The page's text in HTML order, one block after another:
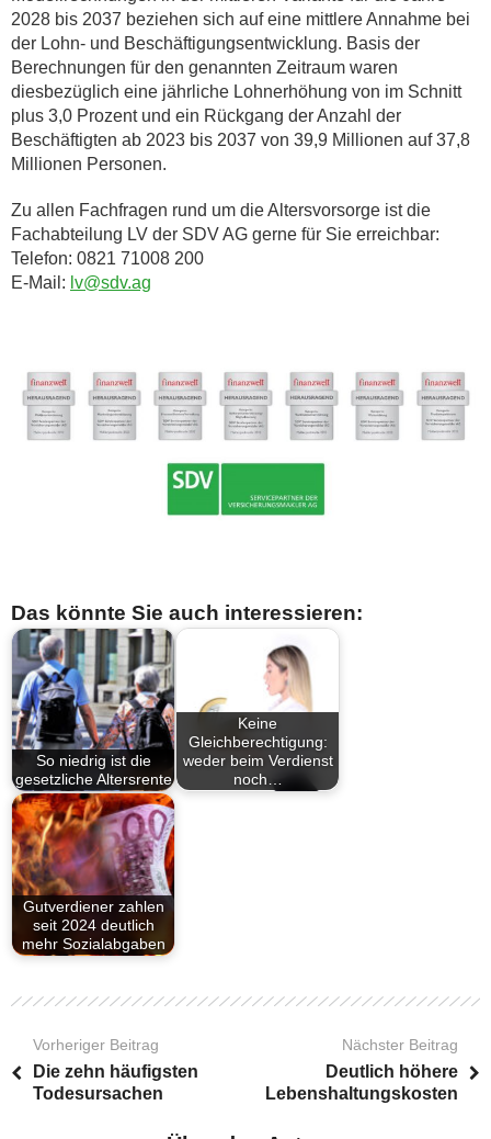
2028 bis 2037 beziehen sich auf eine mittlere Annahme bei
der Lohn- und Beschäftigungsentwicklung. Basis der
Berechnungen für den genannten Zeitraum waren
diesbezüglich eine jährliche Lohnerhöhung von im Schnitt
plus 3,0 Prozent und ein Rückgang der Anzahl der
Beschäftigten ab 2023 bis 2037 von 39,9 Millionen auf 37,8
Millionen Personen.
Zu allen Fachfragen rund um die Altersvorsorge ist die
Fachabteilung LV der SDV AG gerne für Sie erreichbar:
Telefon: 0821 71008 200
E-Mail: lv@sdv.ag
Das könnte Sie auch interessieren:
So niedrig ist die
gesetzliche Altersrente
Keine
Gleichberechtigung:
weder beim Verdienst
noch…
Gutverdiener zahlen
seit 2024 deutlich
mehr Sozialabgaben
Vorheriger Beitrag
Die zehn häufigsten
Todesursachen
Nächster Beitrag
Deutlich höhere
Lebenshaltungskosten